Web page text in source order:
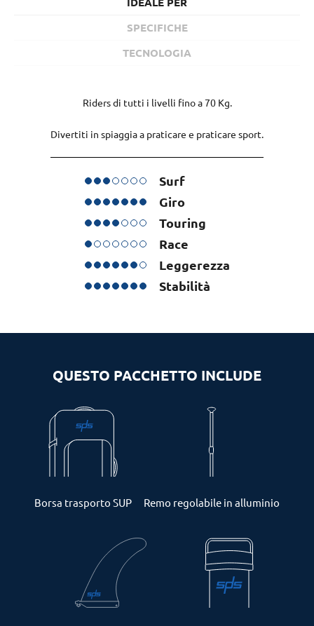
SPECIFICHE
TECNOLOGIA
Riders di tutti i livelli fino a 70 Kg.
Divertiti in spiaggia a praticare e praticare sport.
Surf
Giro
Touring
Race
Leggerezza
Stabilità
QUESTO PACCHETTO INCLUDE
Borsa trasporto SUP Remo regolabile in alluminio